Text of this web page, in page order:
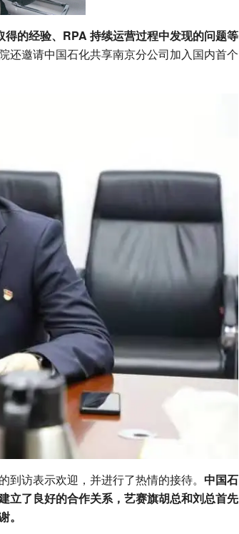
的经验、RPA 持续运营过程中发现的问题等
还邀请中国石化共享南京分公司加入国内首个
访表示欢迎，并进行了热情的接待。 中国石
立了良好的合作关系，艺赛旗胡总和刘总首先
。